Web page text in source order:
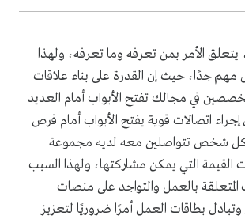
يتعلق الأمر بمن تعرفه وما تعرفه، ولهذا
مهم جدًا، حيث إن القدرة على بناء علاقات
في مجالك تفتح الأبواب أمام العديد
اتصالات قوية يفتح الأبواب أمام فرص
شخص تتواصلين معه لديه مجموعة
القيمة التي يمكن مشاركتها، ولهذا السبب
بالعمل والتواجد على منصات
وتبادل بطاقات العمل أمرًا ضروريًا لتعزيز